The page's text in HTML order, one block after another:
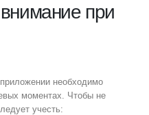
при
необходимо
моментах. Чтобы не
учесть: